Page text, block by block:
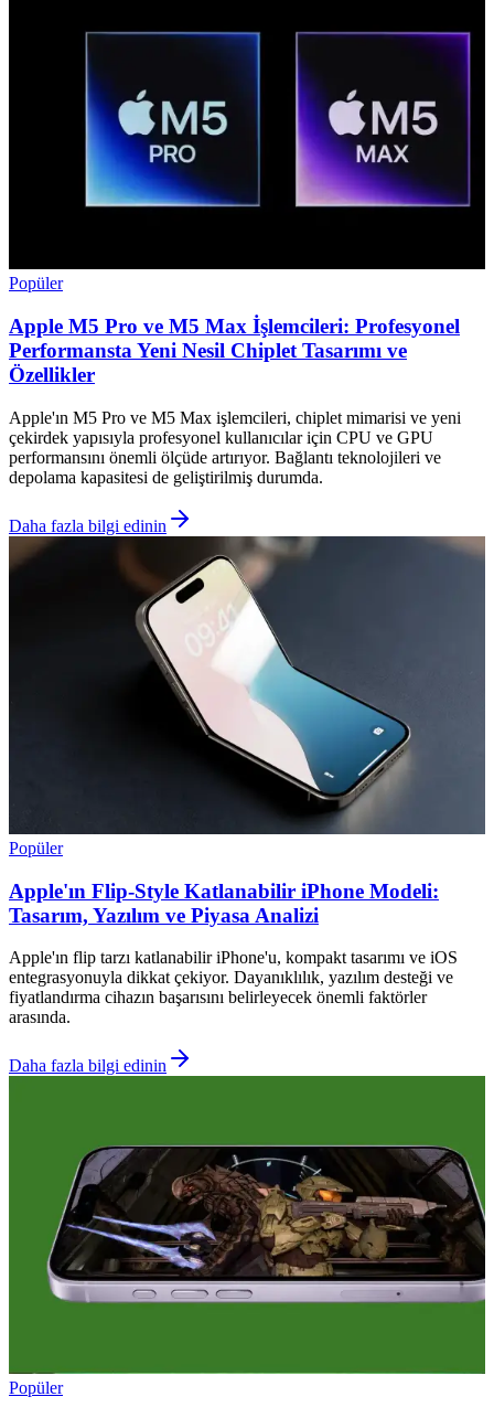
Popüler
Apple M5 Pro ve M5 Max İşlemcileri: Profesyonel
Performansta Yeni Nesil Chiplet Tasarımı ve
Özellikler
Apple'ın M5 Pro ve M5 Max işlemcileri, chiplet mimarisi ve yeni
çekirdek yapısıyla profesyonel kullanıcılar için CPU ve GPU
performansını önemli ölçüde artırıyor. Bağlantı teknolojileri ve
depolama kapasitesi de geliştirilmiş durumda.
Daha fazla bilgi edinin
Popüler
Apple'ın Flip-Style Katlanabilir iPhone Modeli:
Tasarım, Yazılım ve Piyasa Analizi
Apple'ın flip tarzı katlanabilir iPhone'u, kompakt tasarımı ve iOS
entegrasyonuyla dikkat çekiyor. Dayanıklılık, yazılım desteği ve
fiyatlandırma cihazın başarısını belirleyecek önemli faktörler
arasında.
Daha fazla bilgi edinin
Popüler